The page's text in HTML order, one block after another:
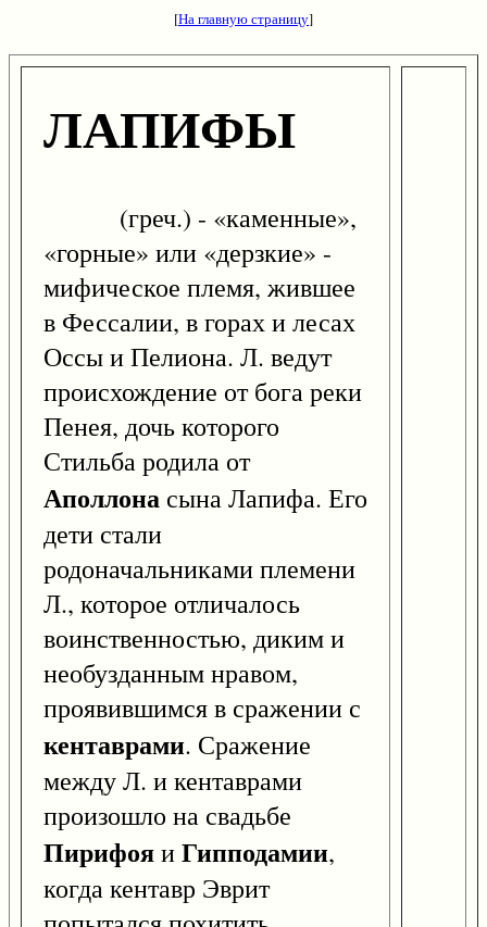
[На главную страницу]
ЛАПИФЫ
(греч.) - «каменные»,
«горные» или «дерзкие» -
мифическое племя, жившее
в Фессалии, в горах и лесах
Оссы и Пелиона. Л. ведут
происхождение от бога реки
Пенея, дочь которого
Стильба родила от
Аполлона сына Лапифа. Его
дети стали
родоначальниками племени
Л., которое отличалось
воинственностью, диким и
необузданным нравом,
проявившимся в сражении с
кентаврами. Сражение
между Л. и кентаврами
произошло на свадьбе
ПирифояиГипподамии,
когда кентавр Эврит